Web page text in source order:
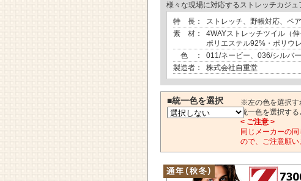
様々な現場に対応するストレッチカジュ
特 長：
ストレッチ、野帳対応、ペ
素 材：
4WAYストレッチツイル（伸
ポリエステル92%・ポリウ
色 ：
011/ネービー、036/シルバ
製造者：
株式会社自重堂
■統一色を選択
※左の色を選択す
統一色を選択する
< ご注意 >
同じメーカーの
ので、ご注意願い